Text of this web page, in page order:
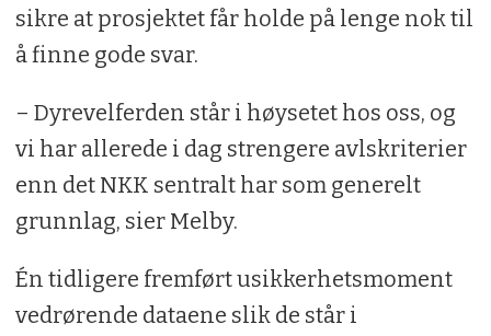
sikre at prosjektet får holde på lenge nok til
å finne gode svar.
– Dyrevelferden står i høysetet hos oss, og
vi har allerede i dag strengere avlskriterier
enn det NKK sentralt har som generelt
grunnlag, sier Melby.
Én tidligere fremført usikkerhetsmoment
vedrørende dataene slik de står i